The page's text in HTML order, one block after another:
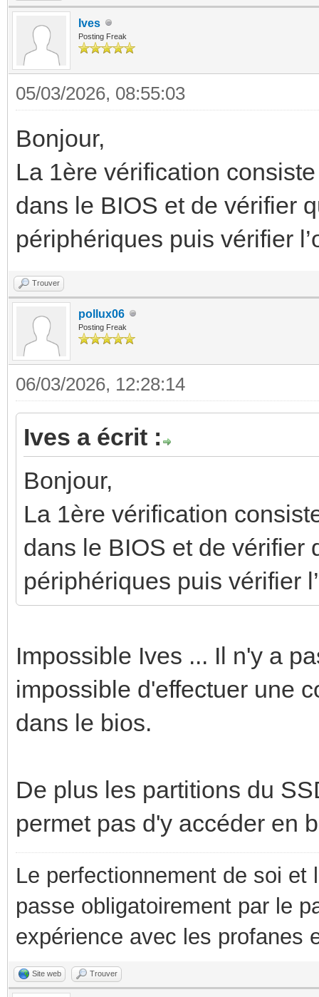
Ives
Posting Freak
05/03/2026, 08:55:03
Bonjour,
La 1ère vérification
dans le BIOS et de vérifier
périphériques puis vérifier
Trouver
pollux06
Posting Freak
06/03/2026, 12:28:14
Ives a écrit :
Bonjour,
La 1ère vérification
dans le BIOS et de vérifier
périphériques puis vérifier
Impossible Ives ... Il n'y a
impossible d'effectuer une
dans le bios.
De plus les partitions du
permet pas d'y accéder en
Le perfectionnement de soi
passe obligatoirement par le
expérience avec les profanes
Site web Trouver